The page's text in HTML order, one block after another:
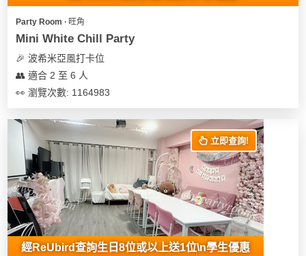
Party Room ∙ 旺角
Mini White Chill Party
🎉 波希米亞風打卡位
👥 適合 2 至 6 人
👀 瀏覽次數: 1164983
立即查詢!
經ReUbird查詢生日8位或以上送1位\n學生優惠